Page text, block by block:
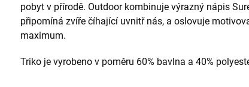
pobyt v přírodě. Outdoor kombinuje výrazný nápis
připomíná zvíře číhající uvnitř nás, a oslovuje
maximum.
Triko je vyrobeno v poměru 60% bavlna a 40%